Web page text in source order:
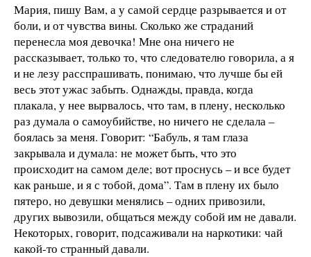
Мария, пишу Вам, а у самой сердце разрывается и от
боли, и от чувства вины. Сколько же страданий
перенесла моя девочка! Мне она ничего не
рассказывает, только то, что следователю говорила, а я
и не лезу расспрашивать, понимаю, что лучше бы ей
весь этот ужас забыть. Однажды, правда, когда
плакала, у нее вырвалось, что там, в плену, несколько
раз думала о самоубийстве, но ничего не сделала –
боялась за меня. Говорит: “Бабуль, я там глаза
закрывала и думала: не может быть, что это
происходит на самом деле; вот проснусь – и все будет
как раньше, и я с тобой, дома”. Там в плену их было
пятеро, но девушки менялись – одних привозили,
других вывозили, общаться между собой им не давали.
Некоторых, говорит, подсаживали на наркотики: чай
какой-то странный давали.